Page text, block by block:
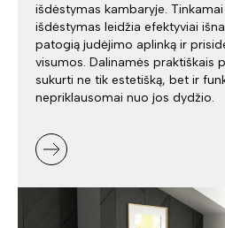
išdėstymas kambaryje.
išdėstymas leidžia efektyviai
patogią judėjimo aplinką ir
visumos. Dalinamės praktiškais
sukurti ne tik estetišką, bet ir
nepriklausomai nuo jos dydžio.